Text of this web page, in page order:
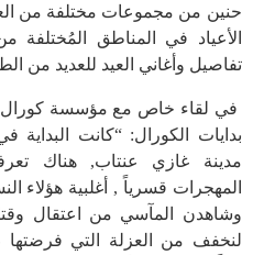
حنين من مجموعات مختلفة من
الأعياد في المناطق المُختلفة
تفاصيل وأغاني العيد للعديد من
في لقاء خاص مع مؤسسة كورال
مدينة غازي عنتاب, هناك
المهجرات قسرياً , أغلبية
وشاهدن المآسي من اعتقال
لنخفف من العزلة التي فرضتها